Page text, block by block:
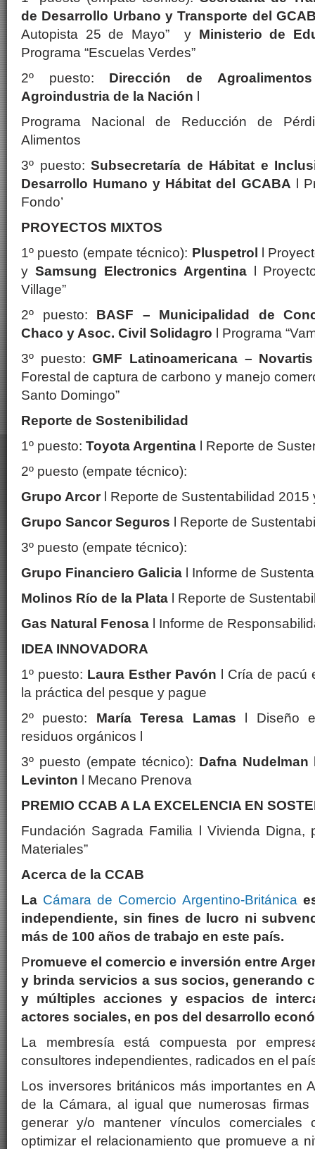
de Desarrollo Urbano y Transporte del
Autopista 25 de Mayo” y Ministerio de
Programa “Escuelas Verdes”
2º puesto: Dirección de
Agroindustria de la Nación l
Programa Nacional de Reducción de
Alimentos
3º puesto: Subsecretaría de Hábitat e
Desarrollo Humano y Hábitat del GCABA l
Fondo’
PROYECTOS MIXTOS
1º puesto (empate técnico): Pluspetrol l
y Samsung Electronics Argentinal
Village”
2º puesto: BASF – Municipalidad de
Chaco y Asoc. Civil Solidagro l Programa
3º puesto:GMF Latinoamericana –
Forestal de captura de carbono y manejo
Santo Domingo”
Reporte de Sostenibilidad
1º puesto: Toyota Argentina l Reporte de
2º puesto (empate técnico):
Grupo Arcorl Reporte de Sustentabilidad 2015
Grupo Sancor Seguros l Reporte de
3º puesto (empate técnico):
Grupo Financiero Galicia l Informe de
Molinos Río de la Plata l Reporte de
Gas Natural Fenosa l Informe de
IDEA INNOVADORA
1º puesto: Laura Esther Pavón l Cría de pacú
la práctica del pesque y pague
2º puesto: María Teresa Lamas l Diseño
residuos orgánicos l
3º puesto (empate técnico): Dafna Nudelman
Levinton l Mecano Prenova
PREMIO CCAB A LA EXCELENCIA EN
Fundación Sagrada Familia l Vivienda Digna,
Materiales”
Acerca de la CCAB
La Cámara de Comercio Argentino-Británica
independiente, sin fines de lucro ni
más de 100 años de trabajo en este país.
Promueve el comercio e inversión entre
y brinda servicios a sus socios, generando
y múltiples acciones y espacios de
actores sociales, en pos del desarrollo
La membresía está compuesta por
consultores independientes, radicados en el
Los inversores británicos más importantes en
de la Cámara, al igual que numerosas firmas
generar y/o mantener vínculos
optimizar el relacionamiento que promueve a